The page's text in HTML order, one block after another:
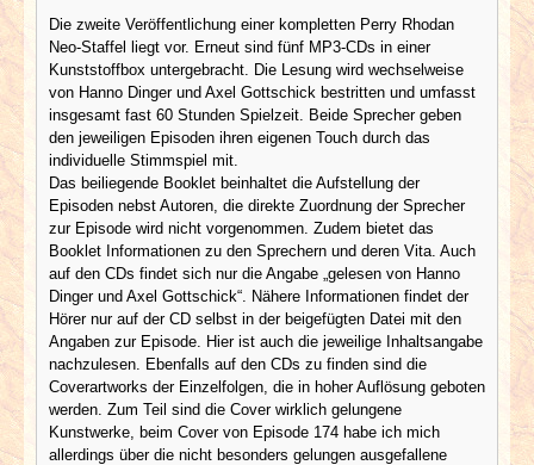
Die zweite Veröffentlichung einer kompletten Perry Rhodan
Neo-Staffel liegt vor. Erneut sind fünf MP3-CDs in einer
Kunststoffbox untergebracht. Die Lesung wird wechselweise
von Hanno Dinger und Axel Gottschick bestritten und umfasst
insgesamt fast 60 Stunden Spielzeit. Beide Sprecher geben
den jeweiligen Episoden ihren eigenen Touch durch das
individuelle Stimmspiel mit.
Das beiliegende Booklet beinhaltet die Aufstellung der
Episoden nebst Autoren, die direkte Zuordnung der Sprecher
zur Episode wird nicht vorgenommen. Zudem bietet das
Booklet Informationen zu den Sprechern und deren Vita. Auch
auf den CDs findet sich nur die Angabe „gelesen von Hanno
Dinger und Axel Gottschick“. Nähere Informationen findet der
Hörer nur auf der CD selbst in der beigefügten Datei mit den
Angaben zur Episode. Hier ist auch die jeweilige Inhaltsangabe
nachzulesen. Ebenfalls auf den CDs zu finden sind die
Coverartworks der Einzelfolgen, die in hoher Auflösung geboten
werden. Zum Teil sind die Cover wirklich gelungene
Kunstwerke, beim Cover von Episode 174 habe ich mich
allerdings über die nicht besonders gelungen ausgefallene